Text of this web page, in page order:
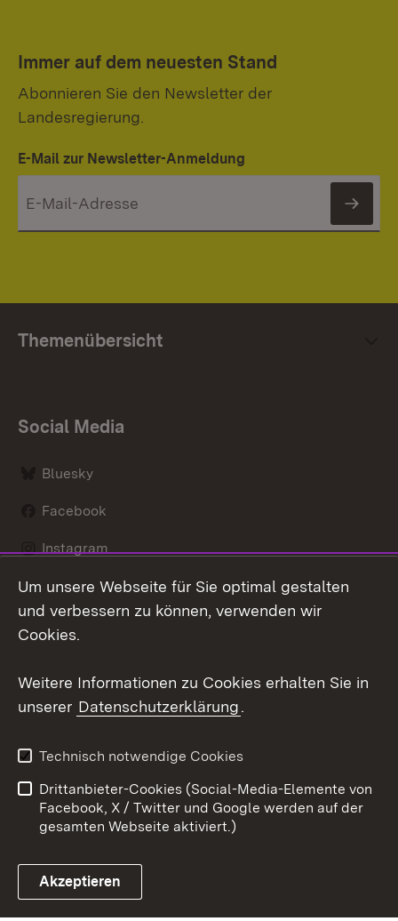
Immer auf dem neuesten Stand
Abonnieren Sie den Newsletter der
Landesregierung.
E-Mail zur Newsletter-Anmeldung
Themenübersicht
Social Media
Bluesky
Facebook
Instagram
LinkedIn
Link zum Landesportal
Datenschutz
Barrierefreiheit
Impressum
Cookies
Um unsere Webseite für Sie optimal gestalten
und verbessern zu können, verwenden wir
Cookies.
Weitere Informationen zu Cookies erhalten Sie in
unserer Datenschutzerklärung.
Technisch notwendige Cookies
Drittanbieter-Cookies (Social-Media-Elemente von
Facebook, X / Twitter und Google werden auf der
gesamten Webseite aktiviert.)
Akzeptieren